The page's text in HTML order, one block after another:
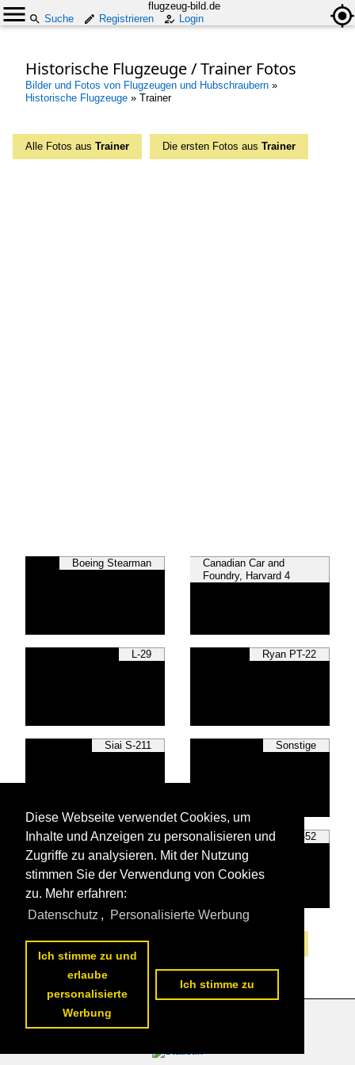
flugzeug-bild.de
Suche
Registrieren Login
Historische Flugzeuge / Trainer Fotos
Bilder und Fotos von Flugzeugen und Hubschraubern »
Historische Flugzeuge » Trainer
Alle Fotos aus Trainer Die ersten Fotos aus Trainer
Boeing Stearman
Canadian Car and
Foundry, Harvard 4
L-29 Ryan PT-22
Siai S-211 Sonstige
Yak 11 Yak-52
Alle Fotos ausTrainer
Datenschutzerklärung
Diese Webseite verwendet Cookies, um
Inhalte und Anzeigen zu personalisieren und
Zugriffe zu analysieren. Mit der Nutzung
stimmen Sie der Verwendung von Cookies
zu. Mehr erfahren:
Datenschutz , Personalisierte Werbung
Ich stimme zu und
erlaube
personalisierte
Werbung
Ich stimme zu